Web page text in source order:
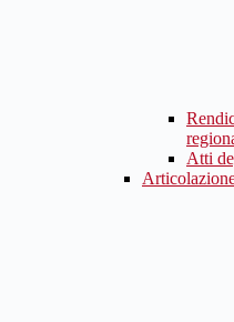
Atti